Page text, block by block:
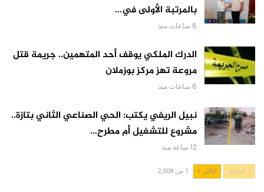
بالمرتبة الأولى في…
6 ساعات منذ
الدرك الملكي يوقف أحد المتهمين.. جريمة قتل
مروعة تهز مركز بوزملان
6 ساعات منذ
نبيل الريفي يكتب: الحي الصناعي الثاني بتازة..
مشروع للتشغيل أم مطرح…
12 ساعة منذ
السابق التالي 1 من 2,008